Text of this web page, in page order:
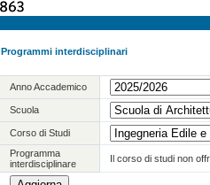
Programmi interdisciplinari
Anno Accademico
Scuola
Corso di Studi
Programma
interdisciplinare
Il corso di studi non